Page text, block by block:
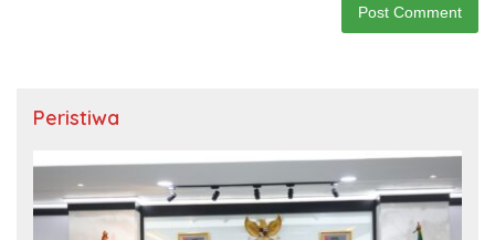
Peristiwa